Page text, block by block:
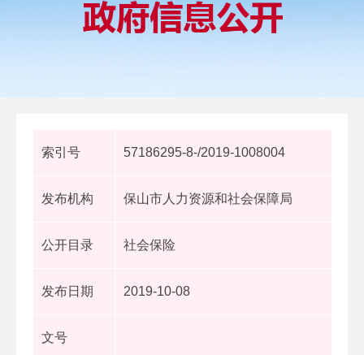
索引号 57186295-8-/2019-1008004
发布机构 保山市人力资源和社会保障局
公开目录 社会保险
发布日期 2019-10-08
文号